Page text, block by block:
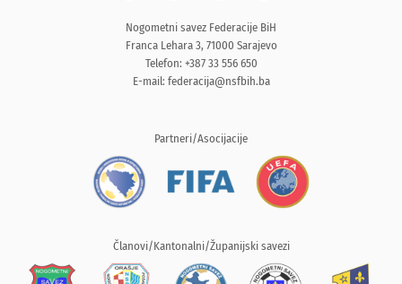
Nogometni savez Federacije BiH
Franca Lehara 3, 71000 Sarajevo
Telefon: +387 33 556 650
E-mail: federacija@nsfbih.ba
Partneri/Asocijacije
Članovi/Kantonalni/Županijski savezi